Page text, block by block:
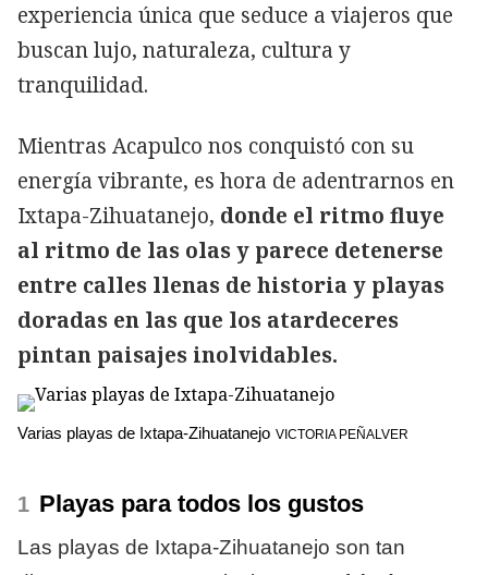
experiencia única que seduce a viajeros que
buscan lujo, naturaleza, cultura y
tranquilidad.
Mientras Acapulco nos conquistó con su
energía vibrante, es hora de adentrarnos en
Ixtapa-Zihuatanejo, donde el ritmo fluye
al ritmo de las olas y parece detenerse
entre calles llenas de historia y playas
doradas en las que los atardeceres
pintan paisajes inolvidables.
Varias playas de Ixtapa-Zihuatanejo VICTORIA PEÑALVER
Playas para todos los gustos
Las playas de Ixtapa-Zihuatanejo son tan